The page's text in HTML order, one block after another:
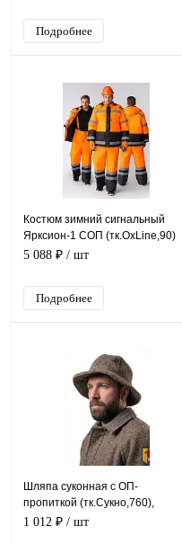
Подробнее
Костюм зимний сигнальный
Ярксион-1 СОП (тк.OxLine,90)
брюки, оранжевый/черный
5 088 ₽ / шт
Подробнее
Шляпа суконная с ОП-
пропиткой (тк.Сукно,760),
серый
1 012 ₽ / шт